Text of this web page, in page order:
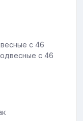
с 46